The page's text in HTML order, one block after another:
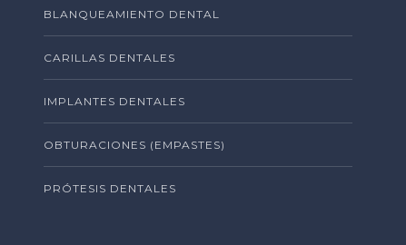
BLANQUEAMIENTO DENTAL
CARILLAS DENTALES
IMPLANTES DENTALES
OBTURACIONES (EMPASTES)
PRÓTESIS DENTALES